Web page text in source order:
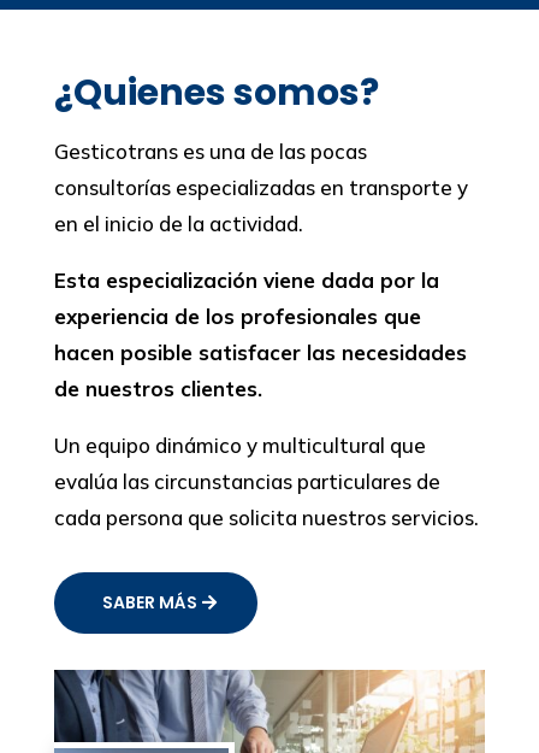
¿Quienes somos?
Gesticotrans es una de las pocas
consultorías especializadas en transporte y
en el inicio de la actividad.
Esta especialización viene dada por la
experiencia de los profesionales que
hacen posible satisfacer las necesidades
de nuestros clientes.
Un equipo dinámico y multicultural que
evalúa las circunstancias particulares de
cada persona que solicita nuestros servicios.
SABER MÁS